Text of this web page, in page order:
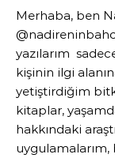
Merhaba, ben
yazılarım
kişinin ilgi
yetiştirdiğim
kitaplar,
hakkındaki
uygulamalarım,